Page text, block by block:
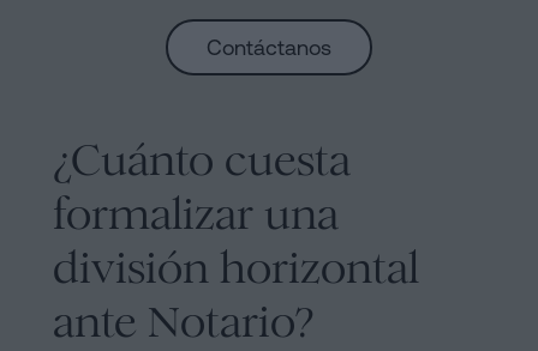
Contáctanos
¿Cuánto cuesta
formalizar una
división horizontal
ante Notario?